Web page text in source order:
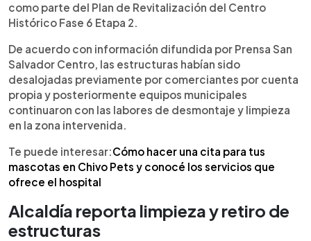
como parte del Plan de Revitalización del Centro
Histórico Fase 6 Etapa 2.
De acuerdo con información difundida por Prensa San
Salvador Centro, las estructuras habían sido
desalojadas previamente por comerciantes por cuenta
propia y posteriormente equipos municipales
continuaron con las labores de desmontaje y limpieza
en la zona intervenida.
Te puede interesar:Cómo hacer una cita para tus
mascotas en Chivo Pets y conocé los servicios que
ofrece el hospital
Alcaldía reporta limpieza y retiro de
estructuras